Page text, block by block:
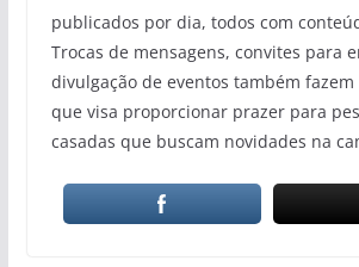
publicados por dia, todos com
Trocas de mensagens, convites para
divulgação de eventos também
que visa proporcionar prazer para
casadas que buscam novidades na